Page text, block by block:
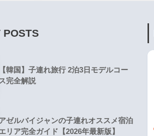
POSTS
【韓国】子連れ旅行 2泊3日モデルコー
ス完全解説
ゼルバイジャンの子連れオススメ宿泊
リア完全ガイド【2026年最新版】